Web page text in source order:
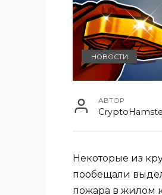
НОВОСТИ
АВТОР
Некоторые из
пообещали
пожара в жилом